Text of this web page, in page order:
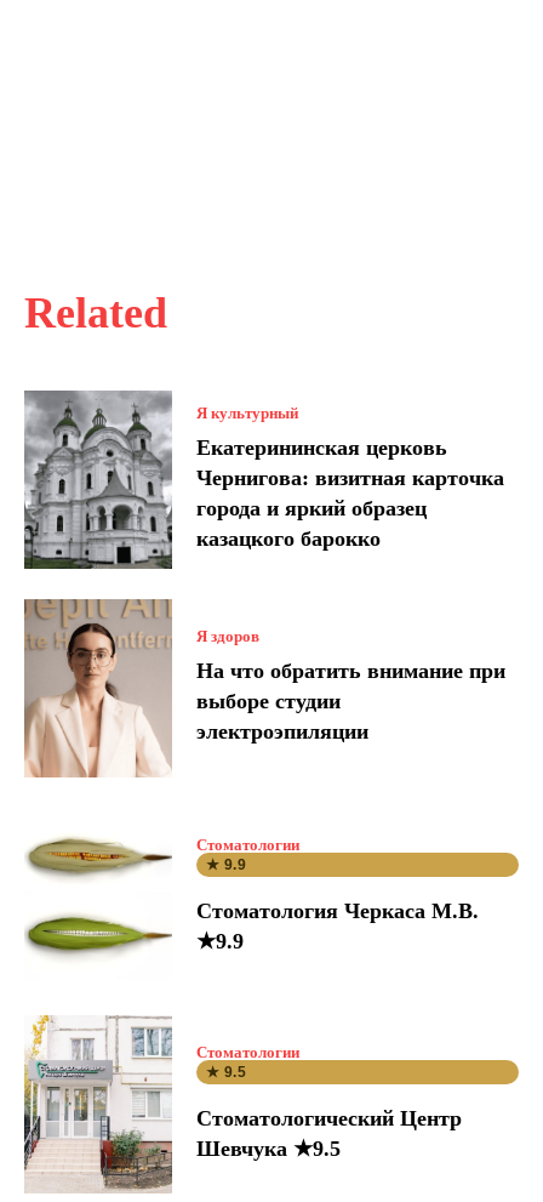
Related
Я культурный
Екатерининская церковь
Чернигова: визитная карточка
города и яркий образец
казацкого барокко
Я здоров
На что обратить внимание при
выборе студии
электроэпиляции
Стоматологии
★ 9.9
Стоматология Черкаса М.В.
★9.9
Стоматологии
★ 9.5
Стоматологический Центр
Шевчука ★9.5